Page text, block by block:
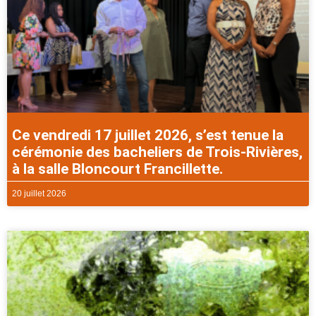
Ce vendredi 17 juillet 2026, s’est tenue la
cérémonie des bacheliers de Trois-Rivières,
à la salle Bloncourt Francillette.
20 juillet 2026